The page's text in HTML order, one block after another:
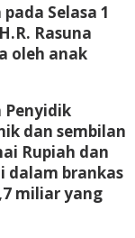
Selasa 1
Rasuna
oleh anak
Penyidik
dan sembilan
Rupiah dan
dalam brankas
miliar yang